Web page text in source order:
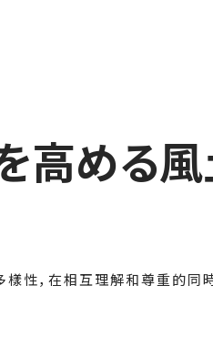
める風
性，在相互理解和尊重的同